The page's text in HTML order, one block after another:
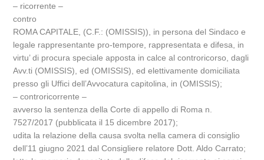
– ricorrente –
contro
ROMA CAPITALE, (C.F.: (OMISSIS)), in persona del Sindaco e
legale rappresentante pro-tempore, rappresentata e difesa, in
virtu’ di procura speciale apposta in calce al controricorso, dagli
Avv.ti (OMISSIS), ed (OMISSIS), ed elettivamente domiciliata
presso gli Uffici dell’Avvocatura capitolina, in (OMISSIS);
– controricorrente –
avverso la sentenza della Corte di appello di Roma n.
7527/2017 (pubblicata il 15 dicembre 2017);
udita la relazione della causa svolta nella camera di consiglio
dell’11 giugno 2021 dal Consigliere relatore Dott. Aldo Carrato;